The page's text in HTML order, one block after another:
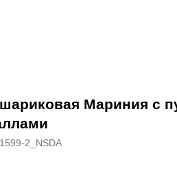
Мариния с
2_NSDA